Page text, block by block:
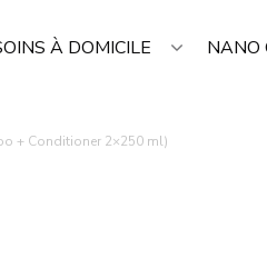
À DOMICILE
NANO
+ Conditioner 2×250 ml)